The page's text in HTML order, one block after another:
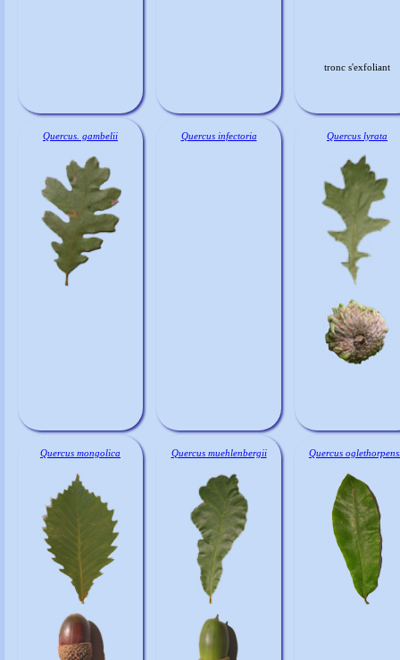
tronc s'exfoliant
Quercus. gambelii Quercus infectoria Quercus lyrata
Quercus mongolica Quercus muehlenbergii Quercus